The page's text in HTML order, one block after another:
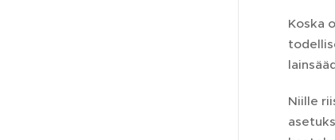
Koska
Niille